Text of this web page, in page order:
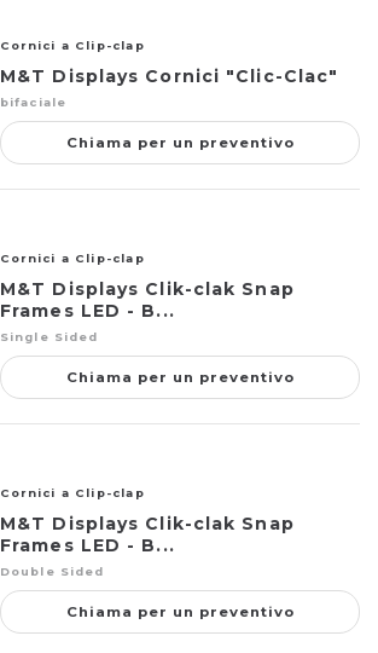
Cornici a Clip-clap
M&T Displays Cornici "Clic-Clac"
bifaciale
Chiama per un preventivo
Cornici a Clip-clap
M&T Displays Clik-clak Snap
Frames LED - B...
Single Sided
Chiama per un preventivo
Cornici a Clip-clap
M&T Displays Clik-clak Snap
Frames LED - B...
Double Sided
Chiama per un preventivo